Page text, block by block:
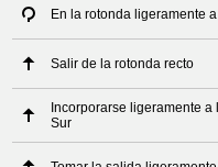
En la rotonda ligeramente
Salir de la rotonda recto
Incorporarse ligeramente a
Sur